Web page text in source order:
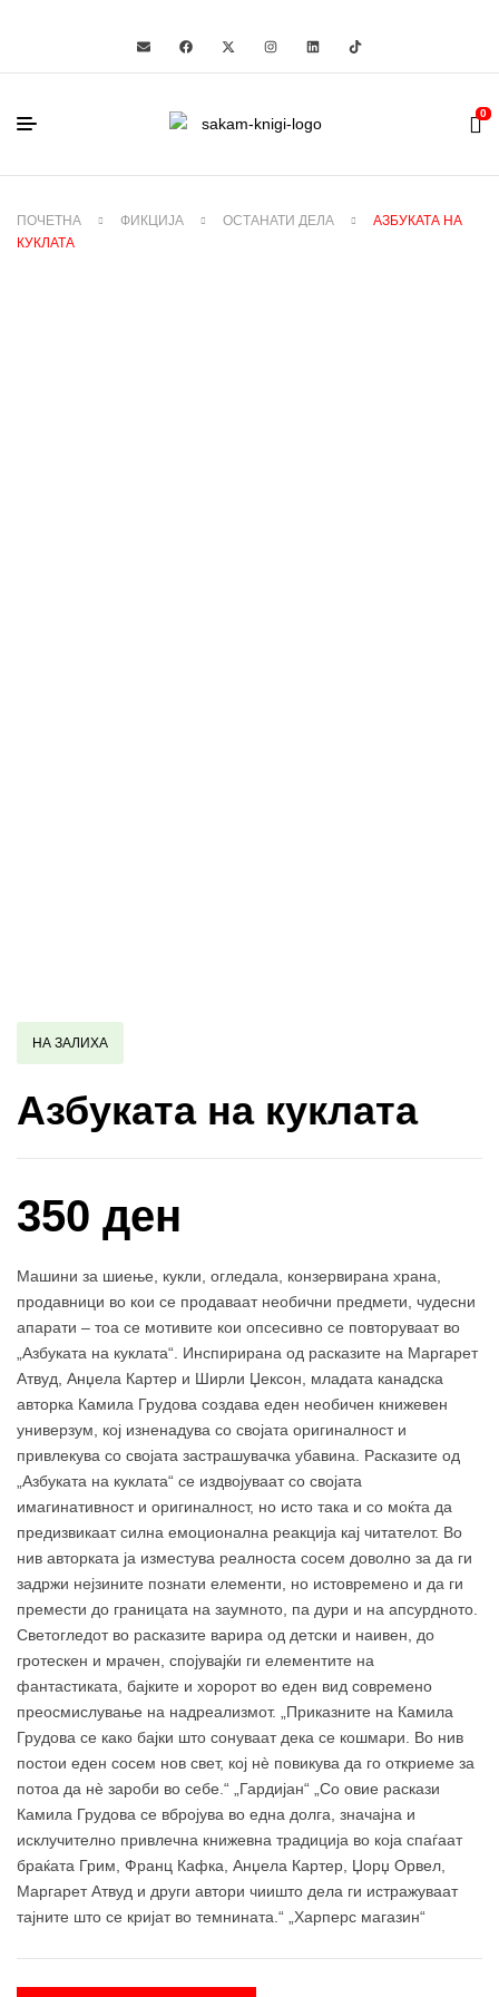
0
ПОЧЕТНА ФИКЦИЈА ОСТАНАТИ ДЕЛА
АЗБУКАТА НА
КУКЛАТА
НА ЗАЛИХА
Азбуката на куклата
350 ден
Машини за шиење, кукли, огледала, конзервирана храна,
продавници во кои се продаваат необични предмети, чудесни
апарати – тоа се мотивите кои опсесивно се повторуваат во
„Азбуката на куклата“. Инспирирана од расказите на Маргарет
Атвуд, Анџела Картер и Ширли Џексон, младата канадска
авторка Камила Грудова создава еден необичен книжевен
универзум, кој изненадува со својата оригиналност и
привлекува со својата застрашувачка убавина. Расказите од
„Азбуката на куклата“ се издвојуваат со својата
имагинативност и оригиналност, но исто така и со моќта да
предизвикаат силна емоционална реакција кај читателот. Во
нив авторката ја изместува реалноста сосем доволно за да ги
задржи нејзините познати елементи, но истовремено и да ги
премести до границата на заумното, па дури и на апсурдното.
Светогледот во расказите варира од детски и наивен, до
гротескен и мрачен, спојувајќи ги елементите на
фантастиката, бајките и хоророт во еден вид современо
преосмислување на надреализмот. „Приказните на Камила
Грудова се како бајки што сонуваат дека се кошмари. Во нив
постои еден сосем нов свет, кој нè повикува да го откриеме за
потоа да нè зароби во себе.“ „Гардијан“ „Со овие раскази
Камила Грудова се вбројува во една долга, значајна и
исклучително привлечна книжевна традиција во која спаѓаат
браќата Грим, Франц Кафка, Анџела Картер, Џорџ Орвел,
Маргарет Атвуд и други автори чиишто дела ги истражуваат
тајните што се кријат во темнината.“ „Харперс магазин“